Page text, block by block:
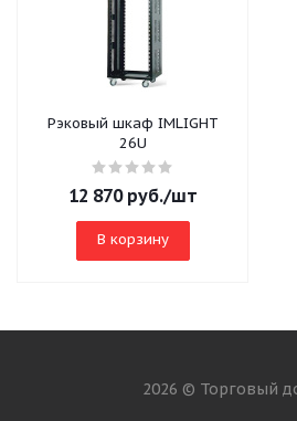
Рэковый шкаф IMLIGHT
26U
12 870руб./шт
В корзину
2026 © Торговый